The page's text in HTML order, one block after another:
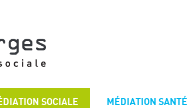
SOCIALE MÉDIATION SANTÉ